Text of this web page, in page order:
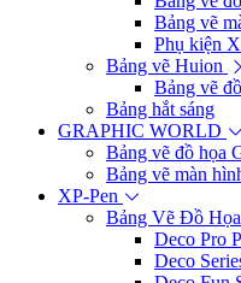
Bảng vẽ
Phụ kiện
Bảng vẽ Huion
Bảng vẽ
Bảng hắt sáng
GRAPHIC WORLD
Bảng vẽ đồ họa
Bảng vẽ màn
XP-Pen
Bảng Vẽ Đồ
Deco Pro
Deco